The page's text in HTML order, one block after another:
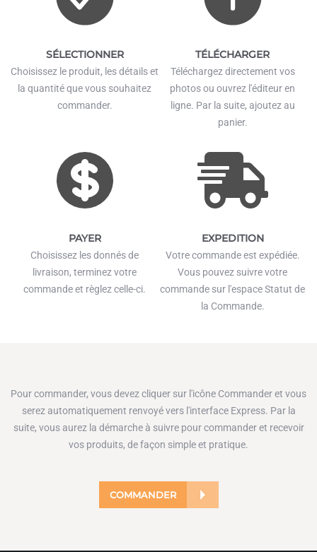
SÉLECTIONNER
Choisissez le produit, les détails et
la quantité que vous souhaitez
commander.
TÉLÉCHARGER
Téléchargez directement vos
photos ou ouvrez l'éditeur en
ligne. Par la suite, ajoutez au
panier.
PAYER
Choisissez les donnés de
livraison, terminez votre
commande et règlez celle-ci.
EXPEDITION
Votre commande est expédiée.
Vous pouvez suivre votre
commande sur l'espace Statut de
la Commande.
Pour commander, vous devez cliquer sur l'icône Commander et vous
serez automatiquement renvoyé vers l'interface Express. Par la
suite, vous aurez la démarche à suivre pour commander et recevoir
vos produits, de façon simple et pratique.
COMMANDER